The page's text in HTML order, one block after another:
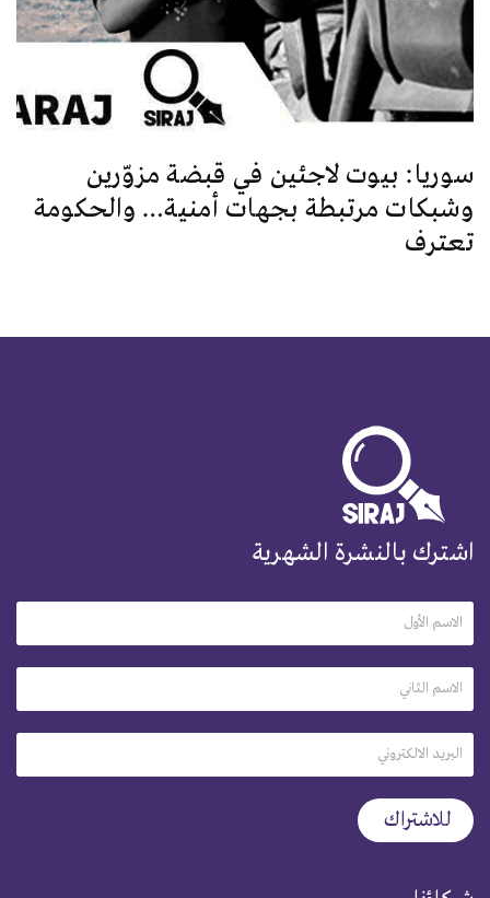
سوريا: بيوت لاجئين في قبضة مزوّرين
وشبكات مرتبطة بجهات أمنية… والحكومة
تعترف
اشترك بالنشرة الشهرية